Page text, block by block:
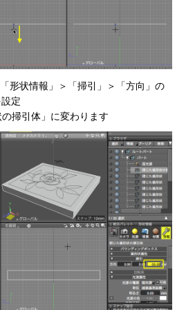
形状情報」＞「掃引」＞「方向」の
定
掃引体」に変わります